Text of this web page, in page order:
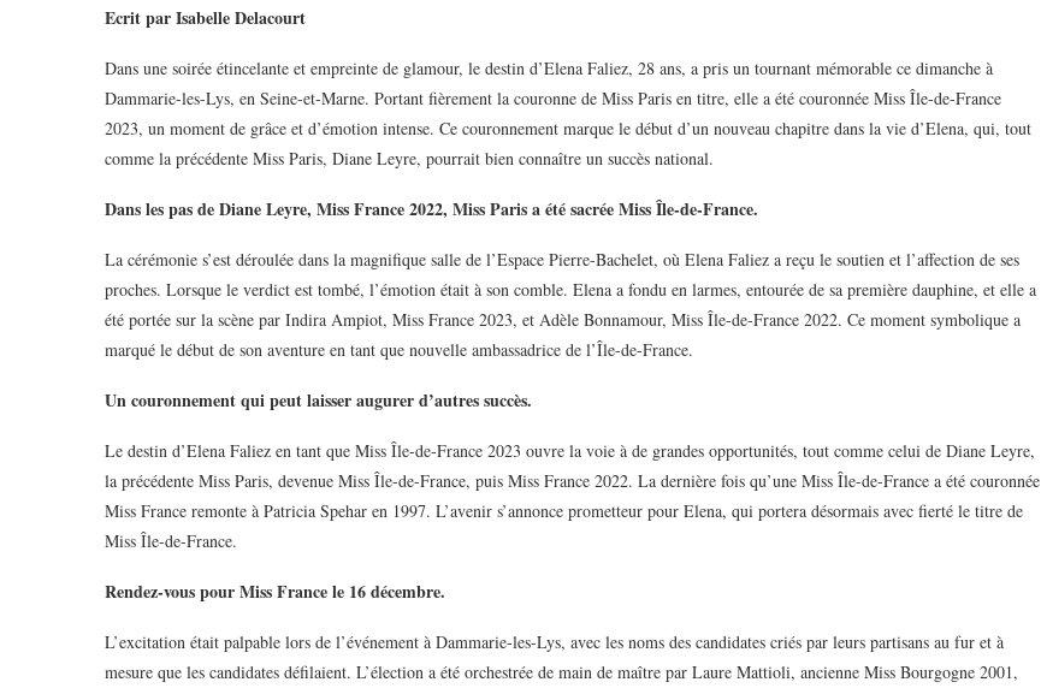
Ecrit par Isabelle Delacourt
Dans une soirée étincelante et empreinte de glamour, le destin d’Elena Faliez, 28 ans, a pris un tournant mémorable ce dimanche à
Dammarie-les-Lys, en Seine-et-Marne. Portant fièrement la couronne de Miss Paris en titre, elle a été couronnée Miss Île-de-France
2023, un moment de grâce et d’émotion intense. Ce couronnement marque le début d’un nouveau chapitre dans la vie d’Elena, qui, tout
comme la précédente Miss Paris, Diane Leyre, pourrait bien connaître un succès national.
Dans les pas de Diane Leyre, Miss France 2022, Miss Paris a été sacrée Miss Île-de-France.
La cérémonie s’est déroulée dans la magnifique salle de l’Espace Pierre-Bachelet, où Elena Faliez a reçu le soutien et l’affection de ses
proches. Lorsque le verdict est tombé, l’émotion était à son comble. Elena a fondu en larmes, entourée de sa première dauphine, et elle a
été portée sur la scène par Indira Ampiot, Miss France 2023, et Adèle Bonnamour, Miss Île-de-France 2022. Ce moment symbolique a
marqué le début de son aventure en tant que nouvelle ambassadrice de l’Île-de-France.
Un couronnement qui peut laisser augurer d’autres succès.
Le destin d’Elena Faliez en tant que Miss Île-de-France 2023 ouvre la voie à de grandes opportunités, tout comme celui de Diane Leyre,
la précédente Miss Paris, devenue Miss Île-de-France, puis Miss France 2022. La dernière fois qu’une Miss Île-de-France a été couronnée
Miss France remonte à Patricia Spehar en 1997. L’avenir s’annonce prometteur pour Elena, qui portera désormais avec fierté le titre de
Miss Île-de-France.
Rendez-vous pour Miss France le 16 décembre.
L’excitation était palpable lors de l’événement à Dammarie-les-Lys, avec les noms des candidates criés par leurs partisans au fur et à
mesure que les candidates défilaient. L’élection a été orchestrée de main de maître par Laure Mattioli, ancienne Miss Bourgogne 2001,